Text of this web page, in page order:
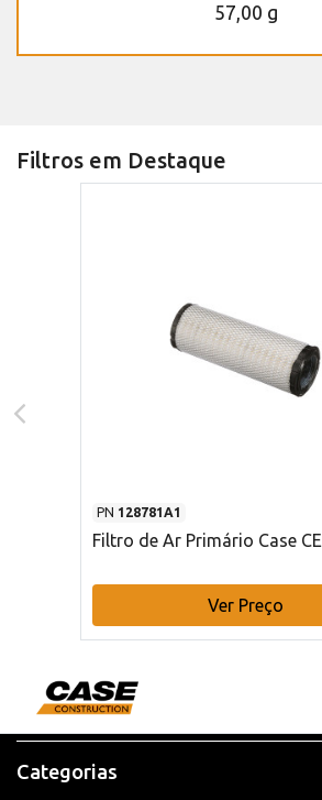
57,00 g
Filtros em Destaque
PN 128781A1
Filtro de Ar Primário Case CE
Ver Preço
Categorias